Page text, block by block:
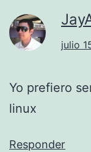
julio
Yo prefiero
linux
Responder